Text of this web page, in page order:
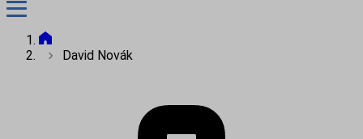
David Novák